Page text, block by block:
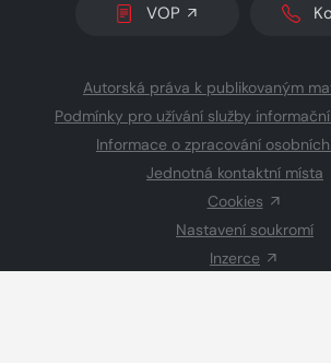
VOP
Autorská práva k publikovaným
Podmínky pro užívání služby
Informace o zpracování
Jednotná kontaktní místa
Cookies
Nastavení soukromí
Inzerce